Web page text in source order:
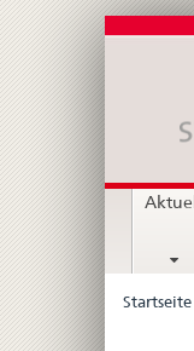
Aktuell
Startseite